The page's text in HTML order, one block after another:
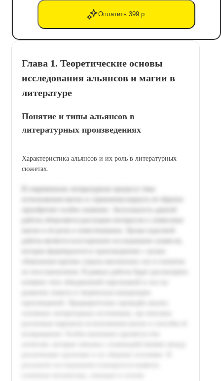
Оплатить 399 р.
Глава 1. Теоретические основы
исследования альянсов и магии в
литературе
Понятие и типы альянсов в
литературных произведениях
Характеристика альянсов и их роль в литературных
сюжетах.